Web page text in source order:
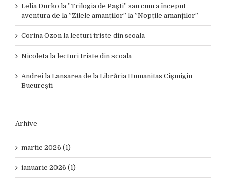
Lelia Durko la ”Trilogia de Paști” sau cum a început
aventura de la ”Zilele amanților” la ”Nopțile amanților”
Corina Ozon la lecturi triste din scoala
Nicoleta la lecturi triste din scoala
Andrei la Lansarea de la Librăria Humanitas Cișmigiu
București
Arhive
martie 2026 (1)
ianuarie 2026 (1)